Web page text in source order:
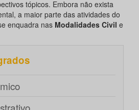
tópicos. Embora não exista
a maior parte das atividades do
enquadra nas Modalidades Civil e